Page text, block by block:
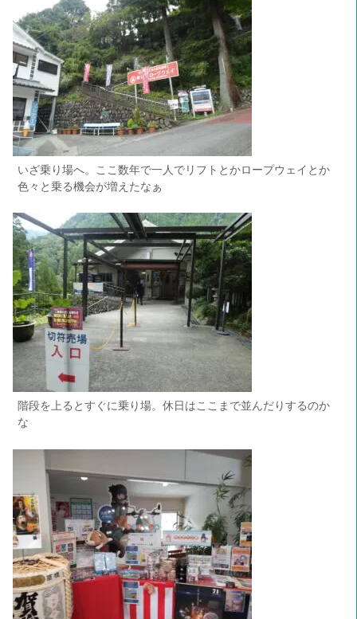
いざ乗り場へ。ここ数年で一人でリフトとかロープウェイとか
色々と乗る機会が増えたなぁ
階段を上るとすぐに乗り場。休日はここまで並んだりするのか
な